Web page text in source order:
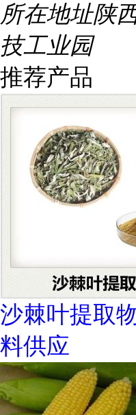
所在地址陕
技工业园
推荐产品
沙棘叶提取
料供应